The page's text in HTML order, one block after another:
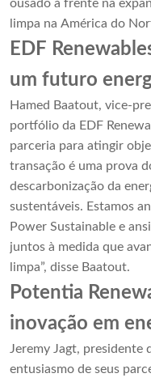
ousado à frente na
limpa na América do
EDF
um futuro
Hamed Baatout, vice-
portfólio da EDF
parceria para atingir
transação é uma prova
descarbonização da
sustentáveis. Estamos
Power Sustainable e
juntos à medida que
limpa”, disse Baatout.
Potentia
inovação em
Jeremy Jagt, presidente
entusiasmo de seus